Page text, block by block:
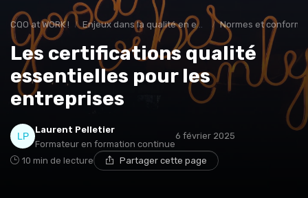
CQO at WORK ! Enjeux dans la qualité en entreprise Normes et
Les certifications qualité
essentielles pour les
entreprises
Laurent Pelletier
Formateur en formation continue
6 février 2025
10 min de lecture Partager cette page